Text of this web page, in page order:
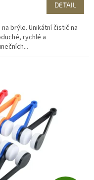
DETAIL
brýle. Unikátní čistič na
rychlé a